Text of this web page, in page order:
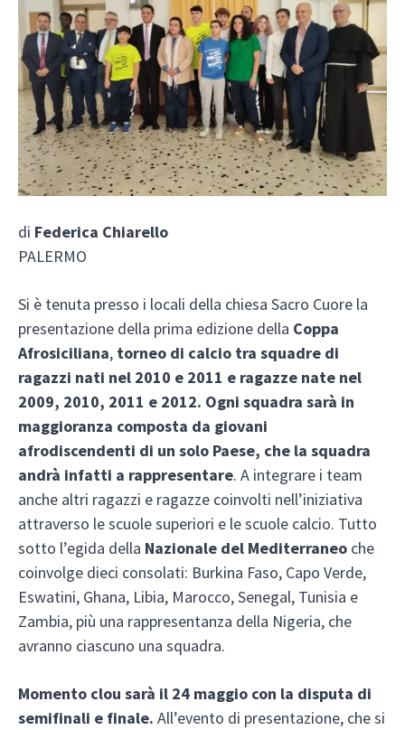
di Federica Chiarello
PALERMO
Si è tenuta presso i locali della chiesa Sacro Cuore la
presentazione della prima edizione della Coppa
Afrosiciliana, torneo di calcio tra squadre di
ragazzi nati nel 2010 e 2011 e ragazze nate nel
2009, 2010, 2011 e 2012. Ogni squadra sarà in
maggioranza composta da giovani
afrodiscendenti di un solo Paese, che la squadra
andrà infatti a rappresentare. A integrare i team
anche altri ragazzi e ragazze coinvolti nell’iniziativa
attraverso le scuole superiori e le scuole calcio. Tutto
sotto l’egida della Nazionale del Mediterraneo che
coinvolge dieci consolati: Burkina Faso, Capo Verde,
Eswatini, Ghana, Libia, Marocco, Senegal, Tunisia e
Zambia, più una rappresentanza della Nigeria, che
avranno ciascuno una squadra.
Momento clou sarà il 24 maggio con la disputa di
semifinali e finale. All’evento di presentazione, che si